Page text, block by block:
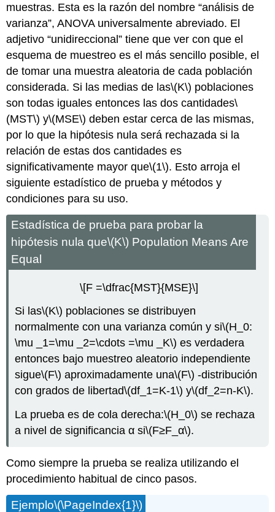
muestras. Esta es la razón del nombre “análisis de
varianza”, ANOVA universalmente abreviado. El
adjetivo “unidireccional” tiene que ver con que el
esquema de muestreo es el más sencillo posible, el
de tomar una muestra aleatoria de cada población
considerada. Si las medias de las\(K\) poblaciones
son todas iguales entonces las dos cantidades\
(MST\) y\(MSE\) deben estar cerca de las mismas,
por lo que la hipótesis nula será rechazada si la
relación de estas dos cantidades es
significativamente mayor que\(1\). Esto arroja el
siguiente estadístico de prueba y métodos y
condiciones para su uso.
Estadística de prueba para probar la
hipótesis nula que\(K\) Population Means Are
Equal
\[F =\dfrac{MST}{MSE}\]
Si las\(K\) poblaciones se distribuyen
normalmente con una varianza común y si\(H_0:
\mu _1=\mu _2=\cdots =\mu _K\) es verdadera
entonces bajo muestreo aleatorio independiente
sigue\(F\) aproximadamente una\(F\) -distribución
con grados de libertad\(df_1=K-1\) y\(df_2=n-K\).
La prueba es de cola derecha:\(H_0\) se rechaza
a nivel de significancia α si\(F≥F_α\).
Como siempre la prueba se realiza utilizando el
procedimiento habitual de cinco pasos.
Ejemplo\(\PageIndex{1}\)